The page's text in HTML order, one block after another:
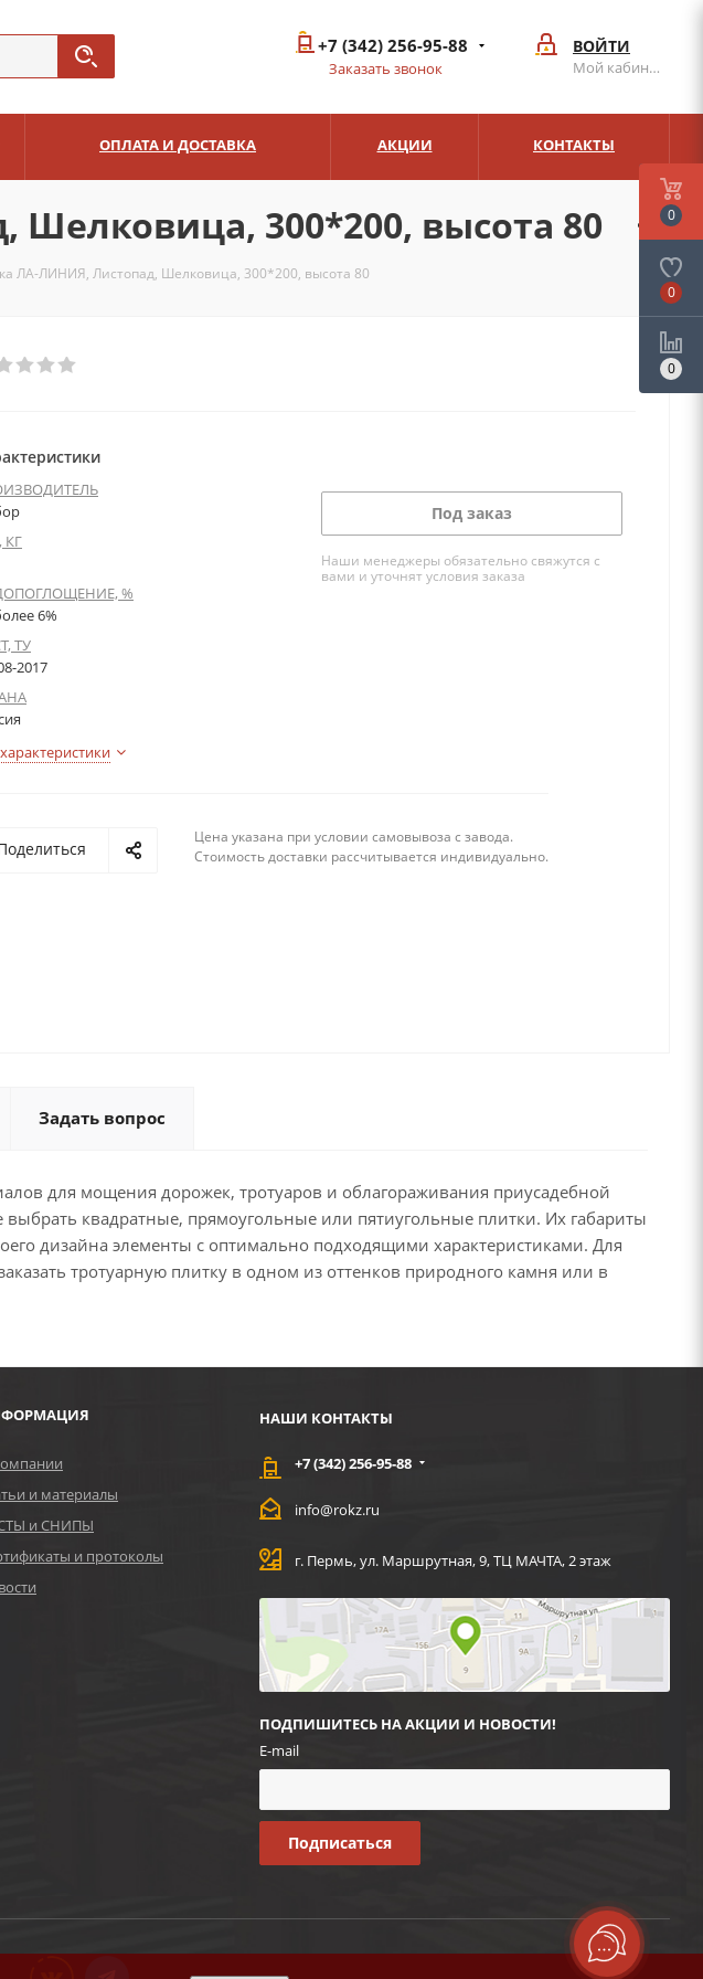
ВОЙТИ
Мой кабинет
+7 (342) 256-95-88
Заказать звонок
ОПЛАТА И ДОСТАВКА АКЦИИ КОНТАКТЫ
300*200, высота 80
ЛА-ЛИНИЯ, Листопад, Шелковица, 300*200, высота 80
КГ
%
6%
ТУ
2017
Под заказ
Наши менеджеры обязательно свяжутся с
вами и уточнят условия заказа
Цена указана при условии самовывоза с завода.
Стоимость доставки рассчитывается индивидуально.
Задать вопрос
для мощения дорожек, тротуаров и облагораживания приусадебной
квадратные, прямоугольные или пятиугольные плитки. Их габариты
дизайна элементы с оптимально подходящими характеристиками. Для
тротуарную плитку в одном из оттенков природного камня или в
и материалы
и СНИПЫ
и протоколы
НАШИ КОНТАКТЫ
+7 (342) 256-95-88
info@rokz.ru
г. Пермь, ул. Маршрутная, 9, ТЦ МАЧТА, 2 этаж
ПОДПИШИТЕСЬ НА АКЦИИ И НОВОСТИ!
E-mail
0
0
0